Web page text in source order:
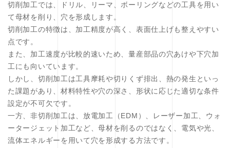
切削加工では、ドリル、リーマ、ボーリングなどの工具を用い
て母材を削り、穴を形成します。
切削加工の特徴は、加工精度が高く、表面仕上げも整えやすい
点です。
また、加工速度が比較的速いため、量産部品の穴あけや下穴加
工にも向いています。
しかし、切削加工は工具摩耗や切りくず排出、熱の発生といっ
た課題があり、材料特性や穴の深さ、形状に応じた適切な条件
設定が不可欠です。
一方、非切削加工は、放電加工（EDM）、レーザー加工、ウォ
ータージェット加工など、母材を削るのではなく、電気や光、
流体エネルギーを用いて穴を形成する方法です。